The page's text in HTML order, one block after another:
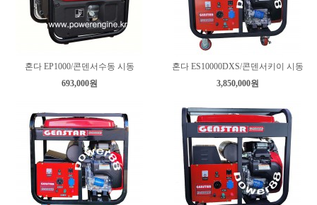
혼다 EP1000/콘덴서수동 시동
693,000원
혼다 ES10000DXS/콘덴서키이 시동
3,850,000원